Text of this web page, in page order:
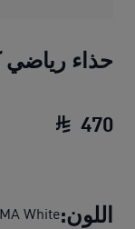
حذاء رياضي
470
اللون:White